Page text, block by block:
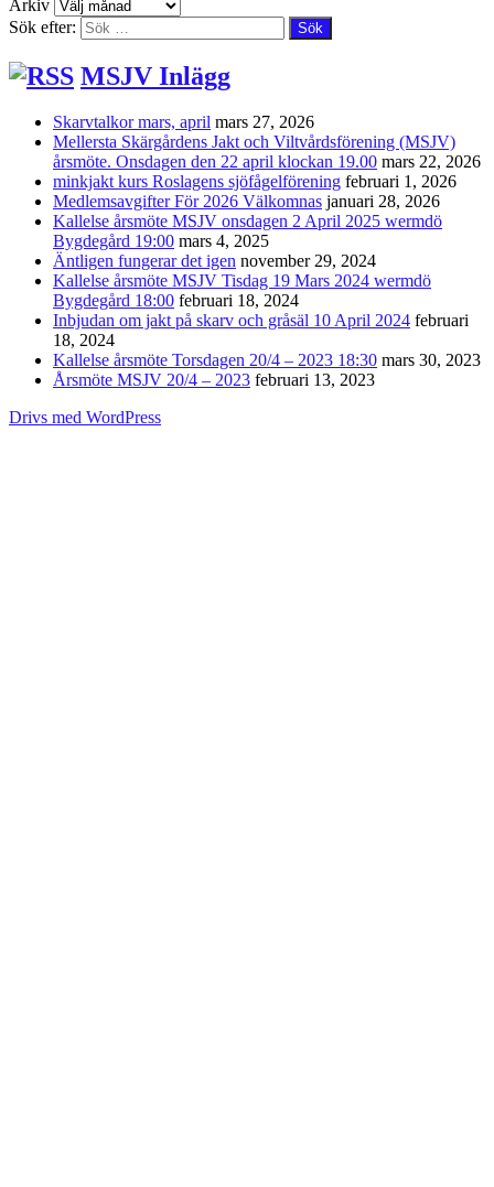
Arkiv
Sök efter:
MSJV Inlägg
Skarvtalkor mars, april mars 27, 2026
Mellersta Skärgårdens Jakt och Viltvårdsförening (MSJV)
årsmöte. Onsdagen den 22 april klockan 19.00 mars 22, 2026
minkjakt kurs Roslagens sjöfågelförening februari 1, 2026
Medlemsavgifter För 2026 Välkomnas januari 28, 2026
Kallelse årsmöte MSJV onsdagen 2 April 2025 wermdö
Bygdegård 19:00 mars 4, 2025
Äntligen fungerar det igen november 29, 2024
Kallelse årsmöte MSJV Tisdag 19 Mars 2024 wermdö
Bygdegård 18:00 februari 18, 2024
Inbjudan om jakt på skarv och gråsäl 10 April 2024 februari
18, 2024
Kallelse årsmöte Torsdagen 20/4 – 2023 18:30 mars 30, 2023
Årsmöte MSJV 20/4 – 2023 februari 13, 2023
Drivs med WordPress